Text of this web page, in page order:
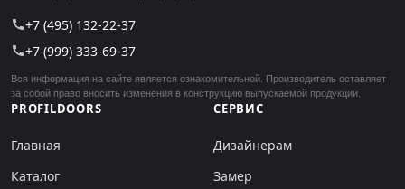
call+7 (495) 132-22-37
call+7 (999) 333-69-37
Вся информация на сайте является ознакомительной. Производитель оставляет
за собой право вносить изменения в конструкцию выпускаемой продукции.
PROFILDOORS
Главная
Каталог
СЕРВИС
Дизайнерам
Замер